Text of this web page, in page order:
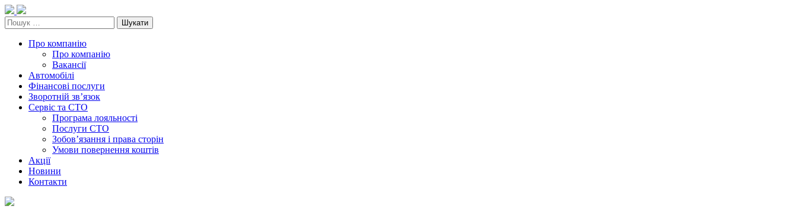
Skip
to
content
Пошук:
Про компанію
Про компанію
Вакансії
Автомобілі
Фінансові послуги
Зворотній зв’язок
Cервіс та СТО
Програма лояльності
Послуги СТО
Зобов’язання і права сторін
Умови повернення коштів
Акції
Новини
Контакти